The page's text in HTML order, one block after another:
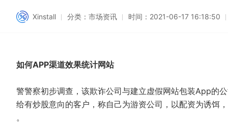
Xinstall 分类： 市场资讯 时间： 2021-06-17 16:18:50
如何APP渠道效果统计网站
警警察初步调查，该欺诈公司与建立虚假网站包装App的
给有炒股意向的客户，称自己为游资公司，以配资为诱饵
。